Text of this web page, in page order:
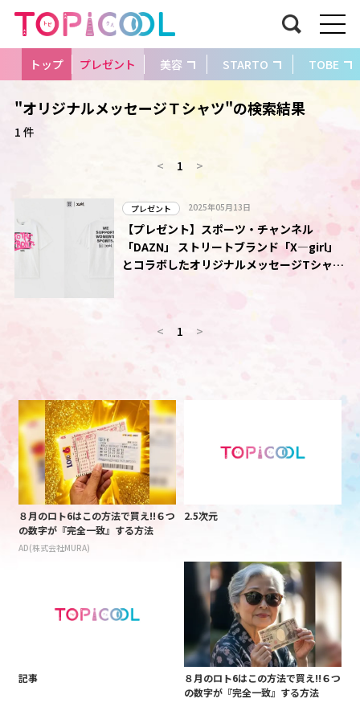
トップ プレゼント 美容 STARTO TOBE
"オリジナルメッセージＴシャツ"の検索結果
1 件
< 1 >
プレゼント 2025年05月13日
【プレゼント】スポーツ・チャンネル
「DAZN」 ストリートブランド「X―girl」
とコラボしたオリジナルメッセージTシャツ
< 1 >
８月のロト6はこの方法で買え!!６つ
の数字が『完全一致』する方法
AD(株式会社MURA)
2.5次元
記事
８月のロト6はこの方法で買え!!６つ
の数字が『完全一致』する方法